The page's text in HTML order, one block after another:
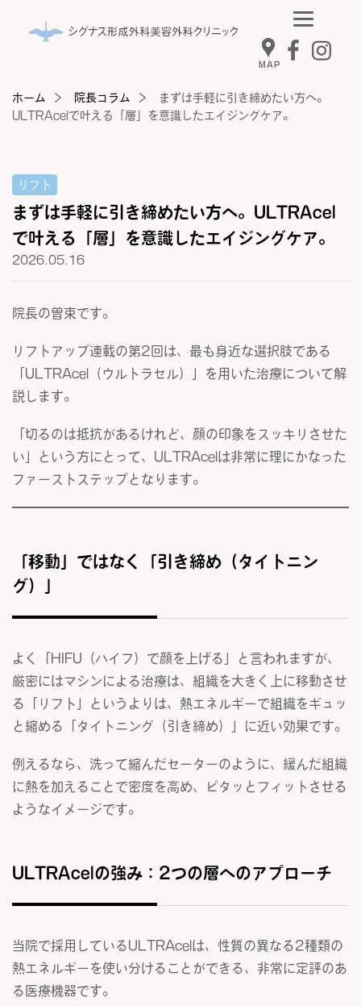
MAP
ホーム 院長コラム
まずは手軽に引き締めたい方へ。
ULTRAcelで叶える「層」を意識したエイジングケア。
リフト
まずは手軽に引き締めたい方へ。ULTRAcel
で叶える「層」を意識したエイジングケア。
2026.05.16
院長の曽束です。
リフトアップ連載の第2回は、最も身近な選択肢である
「ULTRAcel（ウルトラセル）」を用いた治療について解
説します。
「切るのは抵抗があるけれど、顔の印象をスッキリさせた
い」という方にとって、ULTRAcelは非常に理にかなった
ファーストステップとなります。
「移動」ではなく「引き締め（タイトニン
グ）」
よく「HIFU（ハイフ）で顔を上げる」と言われますが、
厳密にはマシンによる治療は、組織を大きく上に移動させ
る「リフト」というよりは、熱エネルギーで組織をギュッ
と縮める「タイトニング（引き締め）」に近い効果です。
例えるなら、洗って縮んだセーターのように、緩んだ組織
に熱を加えることで密度を高め、ピタッとフィットさせる
ようなイメージです。
ULTRAcelの強み：2つの層へのアプローチ
当院で採用しているULTRAcelは、性質の異なる2種類の
熱エネルギーを使い分けることができる、非常に定評のあ
る医療機器です。